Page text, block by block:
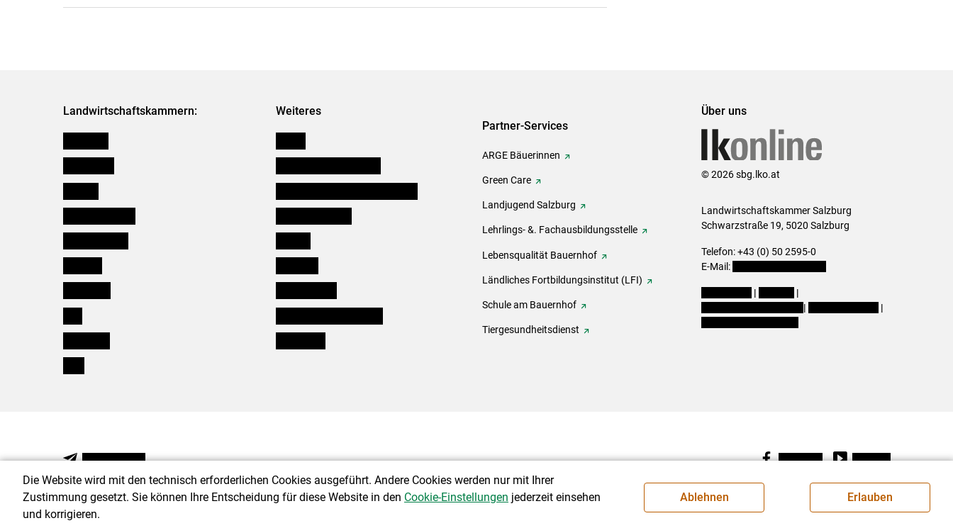
Landwirtschaftskammern: Weiteres
Partner-Services
ARGE Bäuerinnen
Green Care
Landjugend Salzburg
Lehrlings- &. Fachausbildungsstelle
Lebensqualität Bauernhof
Ländliches Fortbildungsinstitut (LFI)
Schule am Bauernhof
Tiergesundheitsdienst
Über uns
© 2026 sbg.lko.at
Landwirtschaftskammer Salzburg
Schwarzstraße 19, 5020 Salzburg
Telefon: +43 (0) 50 2595-0
E-Mail:
|
|
|
|
NEWSLETTER Facebook Youtube
Die Website wird mit den technisch erforderlichen Cookies ausgeführt. Andere Cookies werden nur mit Ihrer
Zustimmung gesetzt. Sie können Ihre Entscheidung für diese Website in den Cookie-Einstellungen jederzeit einsehen
und korrigieren.
Ablehnen Erlauben